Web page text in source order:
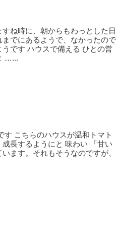
ね時に、朝からもわっとした日
でにあるようで、なかったので
です ハウスで備える ひとの営
…...
す こちらのハウスが温和トマト
長するようにと 味わい 「甘い
ます。それもそうなのですが、